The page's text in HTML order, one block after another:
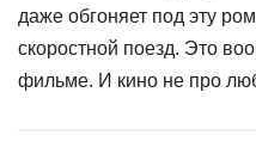
даже обгоняет под эту
скоростной поезд. Это
фильме. И кино не про